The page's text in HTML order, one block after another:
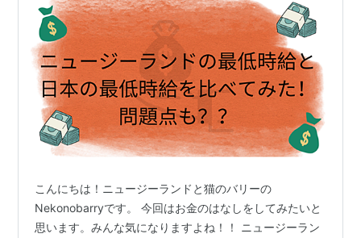
こんにちは！ニュージーランドと猫のバリーの
Nekonobarryです。 今回はお金のはなしをしてみたいと
思います。みんな気になりますよね！！ ニュージーラン